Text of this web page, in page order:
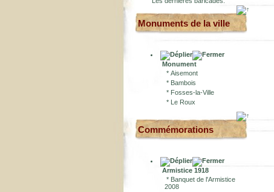
Monuments de la ville
Monument
* Aisemont
* Bambois
* Fosses-la-Ville
* Le Roux
Commémorations
Armistice 1918
* Banquet de l'Armistice
2008